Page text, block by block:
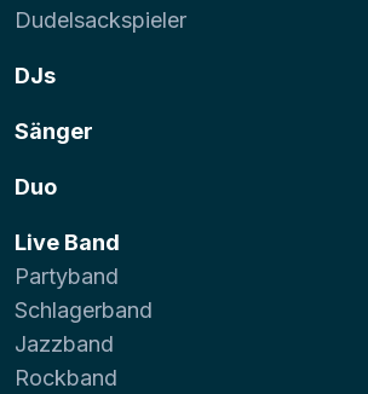
Dudelsackspieler
DJs
Sänger
Duo
Live Band
Partyband
Schlagerband
Jazzband
Rockband